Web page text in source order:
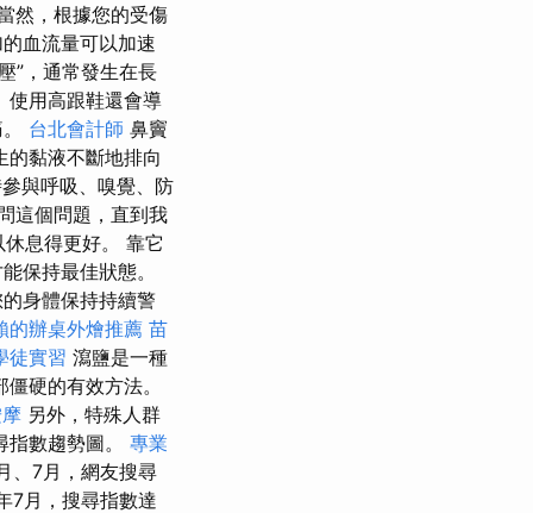
然，根據您的受傷
血流量可以加速
”，通常發生在長
使用高跟鞋還會導
台北會計師 鼻竇
的黏液不斷地排向
與呼吸、嗅覺、防
這個問題，直到我
息得更好。 靠它
保持最佳狀態。
身體保持持續警
的辦桌外燴推薦 苗
徒實習 瀉鹽是一種
硬的有效方法。
另外，特殊人群
數趨勢圖。 專業
、7月，網友搜尋
7月，搜尋指數達